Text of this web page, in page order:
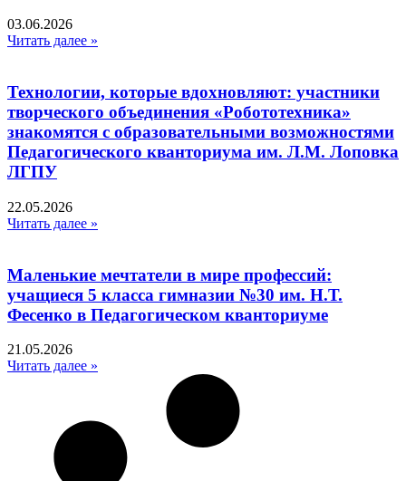
03.06.2026
Читать далее »
Технологии, которые вдохновляют: участники
творческого объединения «Робототехника»
знакомятся с образовательными возможностями
Педагогического кванториума им. Л.М. Лоповка
ЛГПУ
22.05.2026
Читать далее »
Маленькие мечтатели в мире профессий:
учащиеся 5 класса гимназии №30 им. Н.Т.
Фесенко в Педагогическом кванториуме
21.05.2026
Читать далее »